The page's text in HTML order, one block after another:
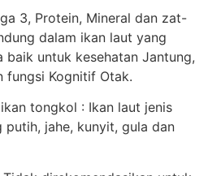
3, Protein, Mineral dan zat-
dalam ikan laut yang
baik untuk kesehatan Jantung,
fungsi Kognitif Otak.
tongkol : Ikan laut jenis
putih, jahe, kunyit, gula dan